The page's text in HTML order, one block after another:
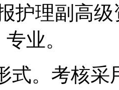
护理副高
业。
式。考核